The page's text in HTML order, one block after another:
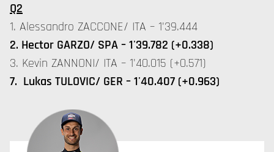
Q2
1. Alessandro ZACCONE/ ITA – 1'39.444
2. Hector GARZO/ SPA – 1'39.782 (+0.338)
3. Kevin ZANNONI/ ITA – 1'40.015 (+0.571)
7. Lukas TULOVIC/ GER – 1'40.407 (+0.963)